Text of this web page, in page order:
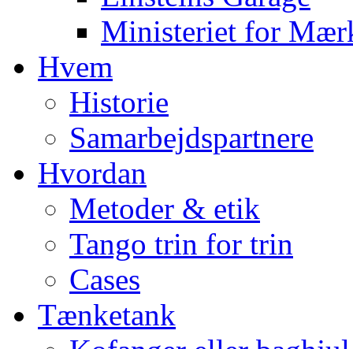
Ministeriet for
Hvem
Historie
Samarbejdspartnere
Hvordan
Metoder & etik
Tango trin for trin
Cases
Tænketank